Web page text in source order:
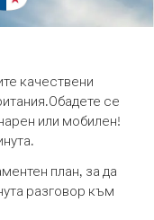
качествени
Обадете се
или мобилен!
план, за да
разговор към